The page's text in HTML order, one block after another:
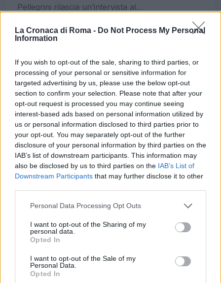
La Cronaca di Roma - Do Not Process My Personal
Information
If you wish to opt-out of the sale, sharing to third parties, or
processing of your personal or sensitive information for
targeted advertising by us, please use the below opt-out
section to confirm your selection. Please note that after your
opt-out request is processed you may continue seeing
interest-based ads based on personal information utilized by
us or personal information disclosed to third parties prior to
your opt-out. You may separately opt-out of the further
disclosure of your personal information by third parties on the
IAB’s list of downstream participants. This information may
also be disclosed by us to third parties on the IAB’s List of
Downstream Participants that may further disclose it to other
Please note that this website/app uses one or more Google
not limited to your visit or usage behaviour. You may click to
grant or deny consent to Google and its third-party tags to
use your data for below specified purposes in below Google
consent section.
Personal Data Processing Opt Outs
I want to opt-out of the Sharing of my
personal data.
Opted In
I want to opt-out of the Sale of my
Personal Data.
Opted In
Pellegrini rilascia un’intervista al…
Leggi l’articolo →
CALCIO
Milinkovic e Mihajlovic a cena:
“Fermateci la Juve”
21 Giugno 2020 - 11:56
scudetto da realizzare. Intanto Milinkovic e
Mihajlovic si sarebbero incontrati a cena e tra i